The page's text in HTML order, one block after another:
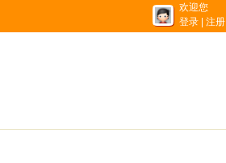
欢迎您
登录
注册